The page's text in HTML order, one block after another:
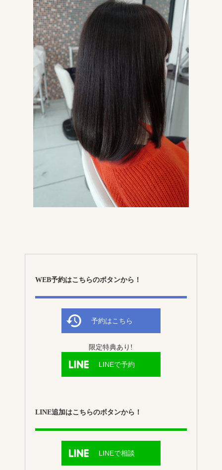
WEB予約はこちらのボタンから！
予約はこちら
限定特典あり!
LINEで予約
LINE追加はこちらのボタンから！
LINEで相談